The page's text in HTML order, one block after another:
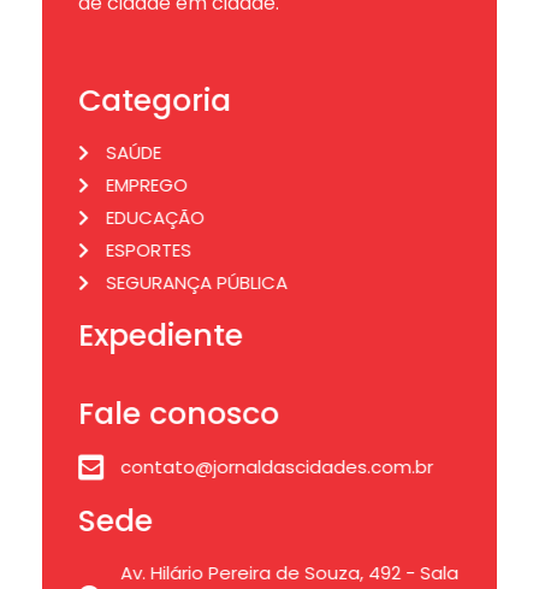
Categoria
SAÚDE
EMPREGO
EDUCAÇÃO
ESPORTES
SEGURANÇA PÚBLICA
Expediente
Fale conosco
contato@jornaldascidades.com.br
Sede
Av. Hilário Pereira de Souza, 492 - Sala